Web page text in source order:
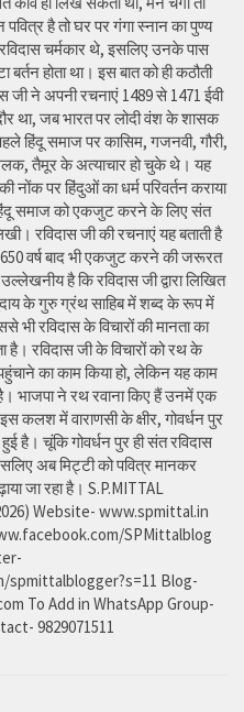
पवित्र है तो घर पर गंगा स्नान का पुण्य
चर्मकार थे, इसलिए उनके पास
बर्तन होता था। इस बात को ही कठौती
जी ने अपनी रचनाएं 1489 से 1471 ईवी
था, जब भारत पर लोदी वंश के शासक
हिंदू समाज पर कासिम, गजनवी, गौरी,
तैमूर के अत्याचार हो चुके थे। यह
नोंक पर हिंदुओं का धर्म परिवर्तन कराया
समाज को एकजुट करने के लिए संत
रविदास जी की रचनाएं यह बताती है
वर्ष बाद भी एकजुट करने की जरूरत
है कि रविदास जी द्वारा लिखित
के गुरु ग्रंथ साहिब में शब्द के रूप में
भी रविदास के विचारों की मानता का
है। रविदास जी के विचारों को रथ के
का काम किया हो, लेकिन यह काम
भाजपा ने रथ रवाना किए हैं उनमें एक
में वाराणसी के क्षीर, गोवर्धन पुर
है। चूंकि गोवर्धन पुर ही संत रविदास
अब मिट्टी को पवित्र मानकर
जा रहा है। S.P.MITTAL
Website- www.spmittal.in
SPMittalblog
Blog-
To Add in WhatsApp Group-
9829071511